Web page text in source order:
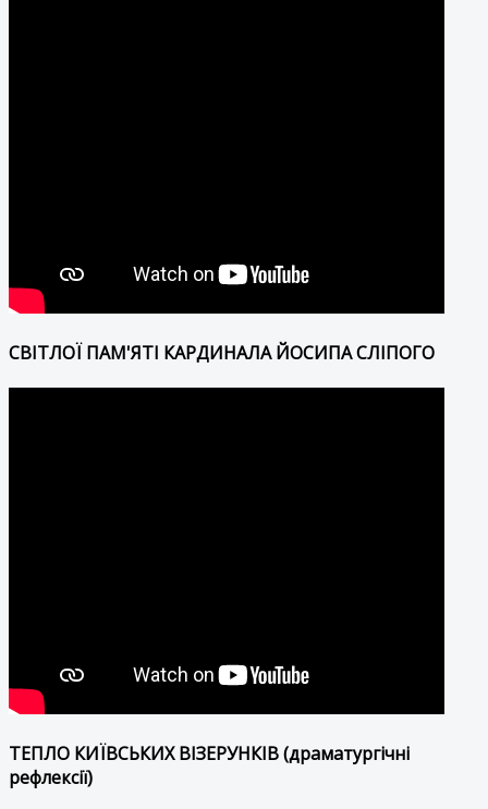
СВІТЛОЇ ПАМ'ЯТІ КАРДИНАЛА ЙОСИПА СЛІПОГО
ТЕПЛО КИЇВСЬКИХ ВІЗЕРУНКІВ (драматургічні
рефлексії)